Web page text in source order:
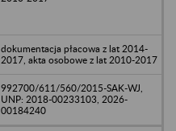
dokumentacja płacowa z lat 2014-
2017, akta osobowe z lat 2010-2017
992700/611/560/2015-SAK-WJ,
UNP: 2018-00233103, 2026-
00184240